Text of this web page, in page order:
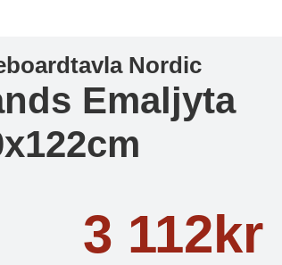
Nordic
Emaljyta
3 112kr